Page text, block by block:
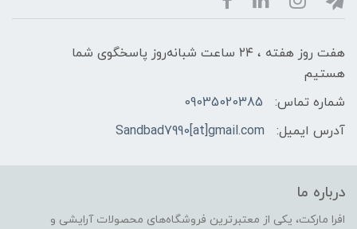
هفت روز هفته ، ۲۴ ساعت شبانه‌روز پاسخگوی شما
هستیم
شماره تماس:
09035020385
آدرس ایمیل:
Sandbad7990[at]gmail.com
درباره ما
افرا مارکت، یکی از معتبرترین فروشگاه‌های محصولات آرایشی و